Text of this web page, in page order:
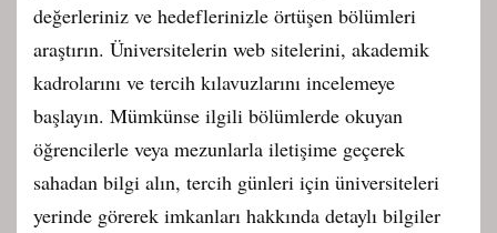
değerleriniz ve hedeflerinizle örtüşen bölümleri
araştırın. Üniversitelerin web sitelerini, akademik
kadrolarını ve tercih kılavuzlarını incelemeye
başlayın. Mümkünse ilgili bölümlerde okuyan
öğrencilerle veya mezunlarla iletişime geçerek
sahadan bilgi alın, tercih günleri için üniversiteleri
yerinde görerek imkanları hakkında detaylı bilgiler